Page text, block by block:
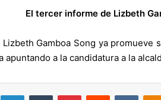
El tercer informe de Lizbeth
Gamboa Song ya
apuntando a la candidatura a la
LinkedInTumblr PinterestReddit